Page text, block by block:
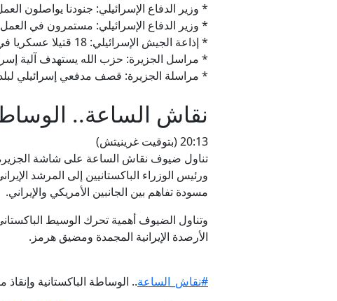
* وزير الدفاع الإسرائيلي: جنودنا يواصلون
* وزير الدفاع الإسرائيلي: مستمرون في
* إذاعة الجيش الإسرائيلي: 18 قتيلا عسكريا في جنوب لبنان وعلى الحدود منذ إعلان وقف إطلاق النار في 17 أبريل الماضي.
* مراسل الجزيرة: حزب الله يستهدف آلية
* مراسلة الجزيرة: قصف مدفعي إسرائيلي
نقاش الساعة..
20:13 (بتوقيت غرينيتش)
تناول ضيوف نقاش الساعة على شاشة
ورئيس الوزراء الباكستانيين إلى المرشد
مسودة تفاهم بين الجانبين الأمريكي والإيراني.
وتناول الضيوف أهمية تحرك الوسيط
الأرصدة الإيرانية المجمدة ومضيق هرمز.
#نقاش_الساعة.. الوساطة الباكستانية